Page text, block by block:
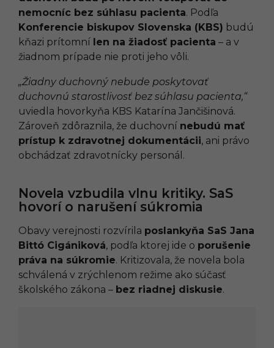
nemocníc bez súhlasu pacienta. Podľa
Konferencie biskupov Slovenska (KBS) budú
kňazi prítomní len na žiadosť pacienta – a v
žiadnom prípade nie proti jeho vôli.
„Žiadny duchovný nebude poskytovať
duchovnú starostlivosť bez súhlasu pacienta,“
uviedla hovorkyňa KBS Katarína Jančišinová.
Zároveň zdôraznila, že duchovní nebudú mať
prístup k zdravotnej dokumentácii, ani právo
obchádzať zdravotnícky personál.
Novela vzbudila vlnu kritiky. SaS
hovorí o narušení súkromia
Obavy verejnosti rozvírila poslankyňa SaS Jana
Bittó Cigániková, podľa ktorej ide o porušenie
práva na súkromie. Kritizovala, že novela bola
schválená v zrýchlenom režime ako súčasť
školského zákona – bez riadnej diskusie.